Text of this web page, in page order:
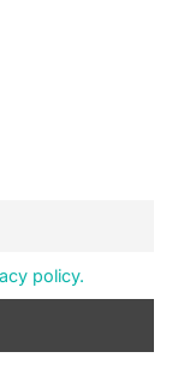
policy.